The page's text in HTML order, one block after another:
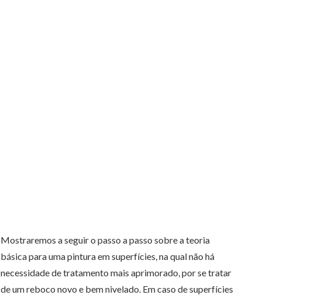
Mostraremos a seguir o passo a passo sobre a teoria
básica para uma pintura em superfícies, na qual não há
necessidade de tratamento mais aprimorado, por se tratar
de um reboco novo e bem nivelado. Em caso de superfícies